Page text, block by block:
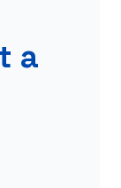
a